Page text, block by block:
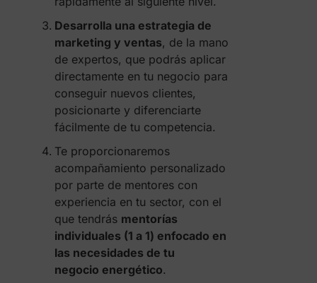
Desarrolla una estrategia de
marketing y ventas, de la mano
de expertos, que podrás aplicar
directamente en tu negocio para
conseguir nuevos clientes,
posicionarte y diferenciarte
fácilmente de tu competencia.
Te proporcionaremos
acompañamiento personalizado
por parte de mentores con
experiencia en tu sector, con el
que tendrás mentorías
individuales (1 a 1) enfocado en
las necesidades de tu
negocio energético.